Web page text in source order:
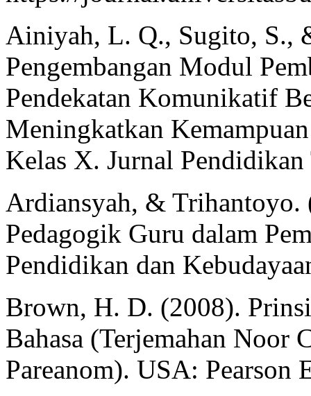
Ainiyah, L. Q., Sugito, S.,
Pengembangan Modul
Pendekatan Komunikatif
Meningkatkan
Kelas X. Jurnal
Ardiansyah, & Trihantoyo.
Pedagogik Guru dalam
Pendidikan dan
Brown, H. D. (2008).
Bahasa (Terjemahan Noor
Pareanom). USA: Pearson